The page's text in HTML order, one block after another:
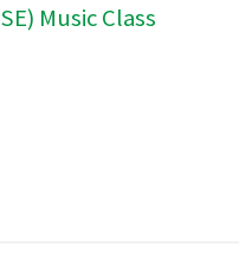
Music Class